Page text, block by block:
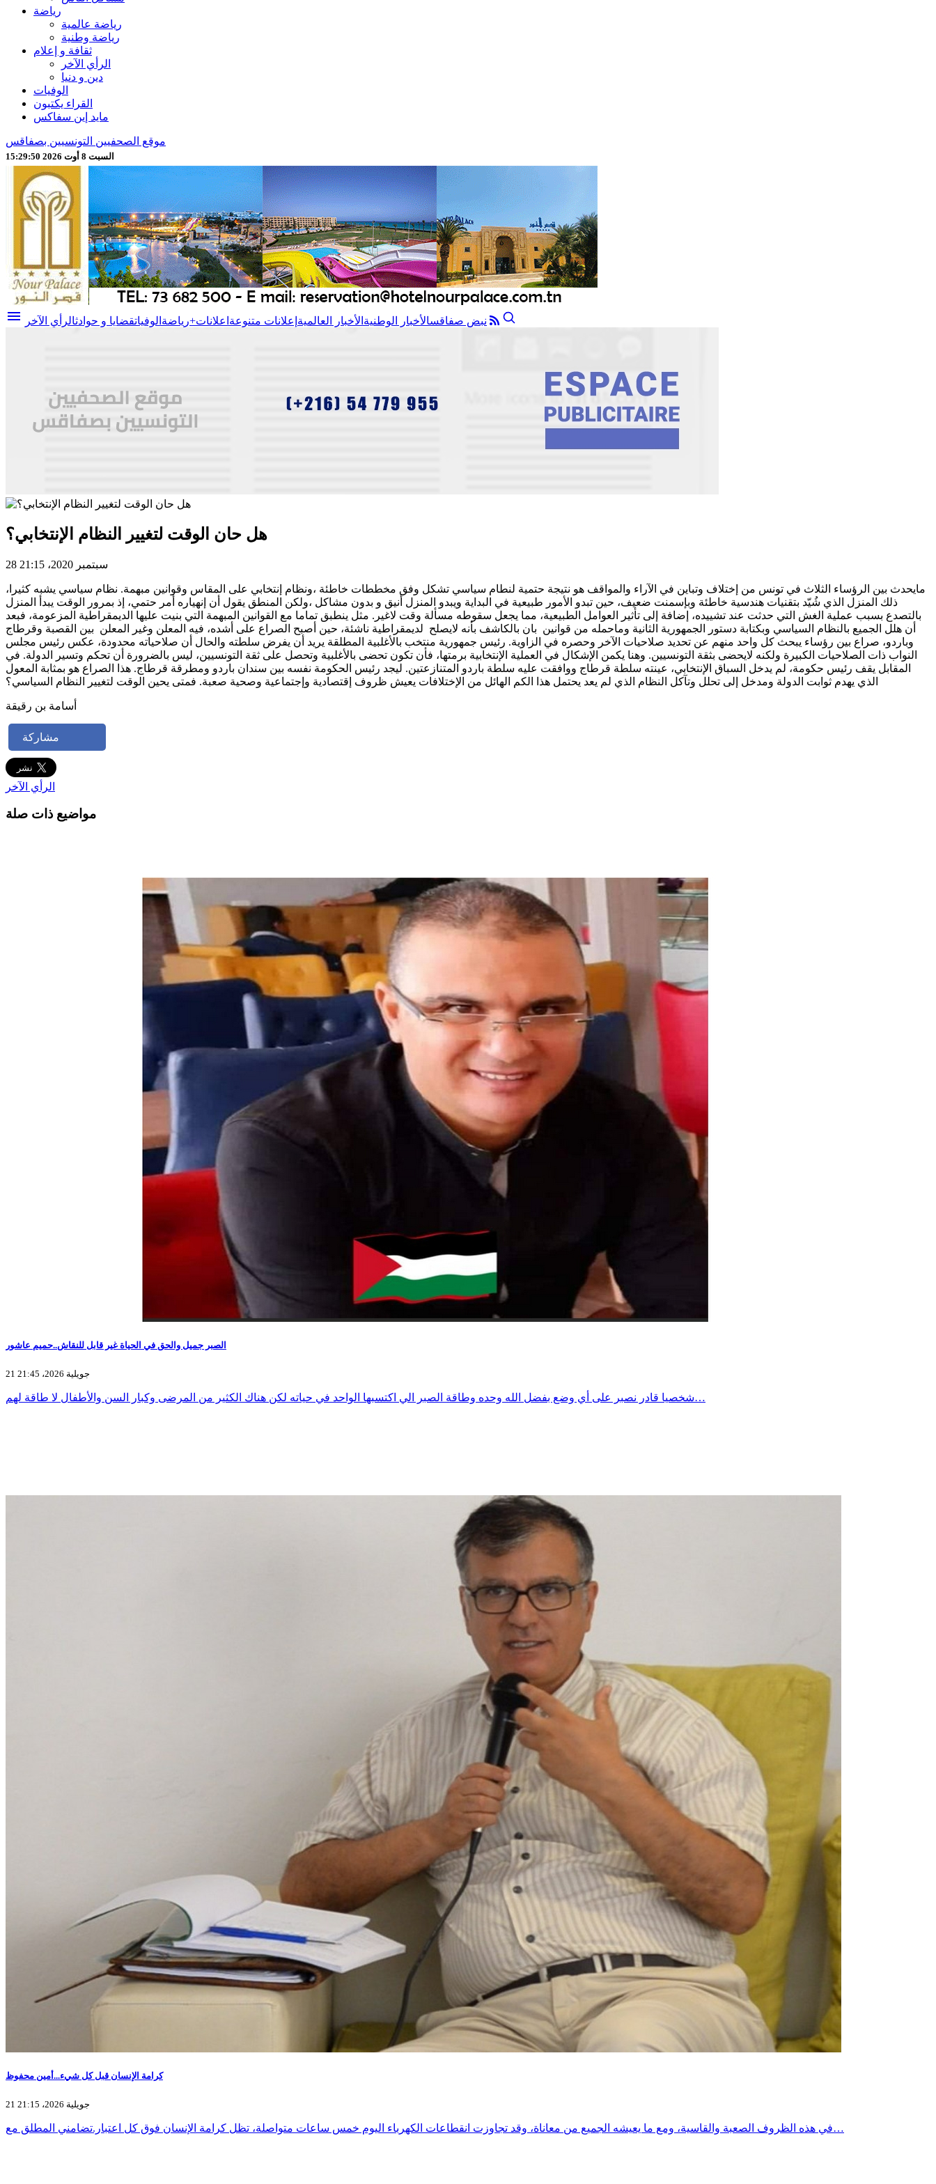
رياضة
رياضة عالمية
رياضة وطنية
ثقافة و إعلام
الرأي الآخر
دين و دنيا
الوفيات
القراء يكتبون
مايد إين سفاكس
موقع الصحفيين التونسيين بصفاقس
السبت 8 أوت 2026 15:29:52
menu نبض صفاقسالأخبار الوطنية الأخبار العالمية إعلانات متنوعة اعلانات+رياضة الوفياتقضايا و حوادثالرأي الآخر
هل حان الوقت لتغيير النظام الإنتخابي؟
28 سبتمبر 2020، 21:15
مايحدث بين الرؤساء الثلاث في تونس من إختلاف وتباين في الآراء والمواقف هو نتيجة حتمية لنطام سياسي تشكل وفق مخططات خاطئة ،ونظام إنتخابي على المقاس وقوانين مبهمة. نظام سياسي يشبه كثيرا،
ذلك المنزل الذي شُيّد بتقنيات هندسية خاطئة وبإسمنت ضعيف، حين تبدو الأمور طبيعية في البداية ويبدو المنزل أنيق و بدون مشاكل ،ولكن المنطق يقول أن إنهياره أمر حتمي، إذ بمرور الوقت يبدأ المنزل
بالتصدع بسبب عملية الغش التي حدثت عند تشييده، إضافة إلى تأثير العوامل الطبيعية، مما يجعل سقوطه مسألة وقت لاغير. مثل ينطبق تماما مع القوانين المبهمة التي بنيت عليها الديمقراطية المزعومة، فبعد
أن هلل الجميع بالنظام السياسي وبكتابة دستور الجمهورية الثانية وماحمله من قوانين بان بالكاشف بأنه لايصلح لديمقراطية ناشئة، حين أصبح الصراع على أشده، فيه المعلن وغير المعلن بين القصبة وقرطاج
وباردو، صراع بين رؤساء يبحث كل واحد منهم عن تحديد صلاحيات الآخر وحصره في الزاوية. رئيس جمهورية منتخب بالأغلبية المطلقة يريد أن يفرض سلطته والحال أن صلاحياته محدودة، عكس رئيس مجلس
النواب ذات الصلاحيات الكبيرة ولكنه لايحضى بثقة التونسيين. وهنا يكمن الإشكال في العملية الإنتخابية برمتها، فأن تكون تحضى بالأغلبية وتحصل على ثقة التونسيين، ليس بالضرورة أن تحكم وتسير الدولة. في
المقابل يقف رئيس حكومة، لم يدخل السباق الإنتخابي، عينته سلطة قرطاج ووافقت عليه سلطة باردو المتنازعتين. ليجد رئيس الحكومة نفسه بين سندان باردو ومطرقة قرطاج. هذا الصراع هو بمثابة المعول
الذي يهدم ثوابت الدولة ومدخل إلى تحلل وتآكل النظام الذي لم يعد يحتمل هذا الكم الهائل من الإختلافات يعيش ظروف إقتصادية وإجتماعية وصحية صعبة. فمتى يحين الوقت لتغيير النظام السياسي؟
أسامة بن رقيقة
مشاركة
الرأي الآخر
مواضيع ذات صلة
الصبر جميل والحق في الحياة غير قابل للنقاش..حميم عاشور
21 جويلية 2026، 21:45
شخصيا قادر نصبر على أي وضع بفضل الله وحده وطاقة الصبر الي اكتسبها الواحد في حياته لكن هناك الكثير من المرضى وكبار السن والأطفال لا طاقة لهم…
كرامة الإنسان قبل كل شيء...أمين محفوظ
21 جويلية 2026، 21:15
في هذه الظروف الصعبة والقاسية، ومع ما يعيشه الجميع من معاناة، وقد تجاوزت انقطاعات الكهرباء اليوم خمس ساعات متواصلة، تظل كرامة الإنسان فوق كل اعتبار.تضامني المطلق مع…